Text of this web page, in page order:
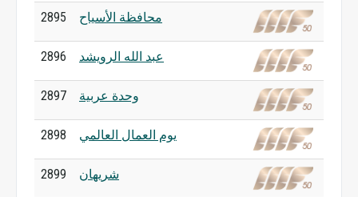
2895 محافظة الأسياح
2896 عبد الله الرويشد
2897 وحدة عربية
2898 يوم العمال العالمي
2899 شريهان